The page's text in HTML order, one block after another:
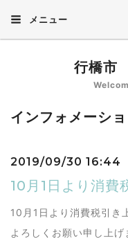
メニュー
行橋市
インフォメーシ
2019/09/30 16:44
10月1日より消費
10月1日より消費税引き
よろしくお願い申し上げ